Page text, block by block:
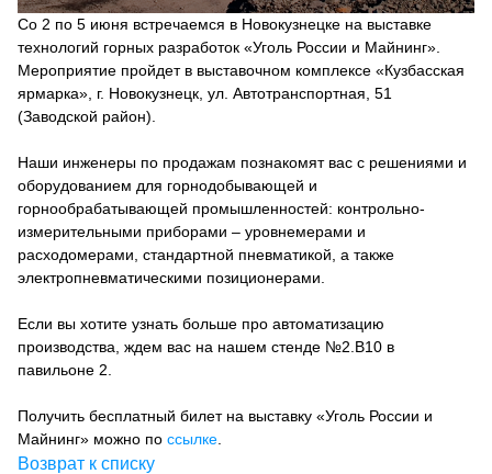
Со 2 по 5 июня встречаемся в Новокузнецке на выставке
технологий горных разработок «Уголь России и Майнинг».
Мероприятие пройдет в выставочном комплексе «Кузбасская
ярмарка», г. Новокузнецк, ул. Автотранспортная, 51
(Заводской район).
Наши инженеры по продажам познакомят вас с решениями и
оборудованием для горнодобывающей и
горнообрабатывающей промышленностей: контрольно-
измерительными приборами – уровнемерами и
расходомерами, стандартной пневматикой, а также
электропневматическими позиционерами.
Если вы хотите узнать больше про автоматизацию
производства, ждем вас на нашем стенде №2.B10 в
павильоне 2.
Получить бесплатный билет на выставку «Уголь России и
Майнинг» можно по ссылке
Возврат к списку